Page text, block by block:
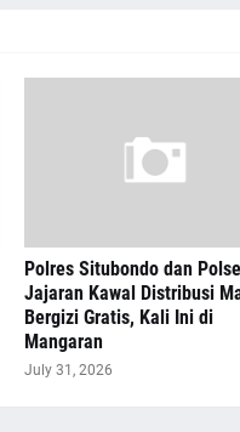
Polres Situbondo dan
Jajaran Kawal Distribusi
Bergizi Gratis, Kali Ini di
Mangaran
July 31, 2026